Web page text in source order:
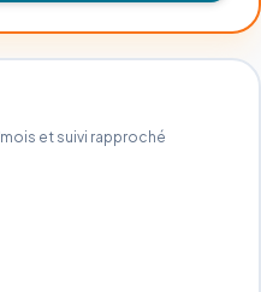
et suivi rapproché